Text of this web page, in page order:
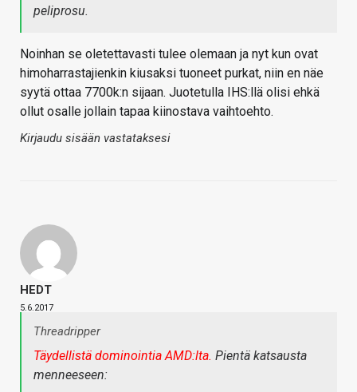
peliprosu.
Noinhan se oletettavasti tulee olemaan ja nyt kun ovat
himoharrastajienkin kiusaksi tuoneet purkat, niin en näe
syytä ottaa 7700k:n sijaan. Juotetulla IHS:llä olisi ehkä
ollut osalle jollain tapaa kiinostava vaihtoehto.
Kirjaudu sisään vastataksesi
HEDT
5.6.2017
Threadripper
Täydellistä dominointia AMD:lta. Pientä katsausta
menneeseen: